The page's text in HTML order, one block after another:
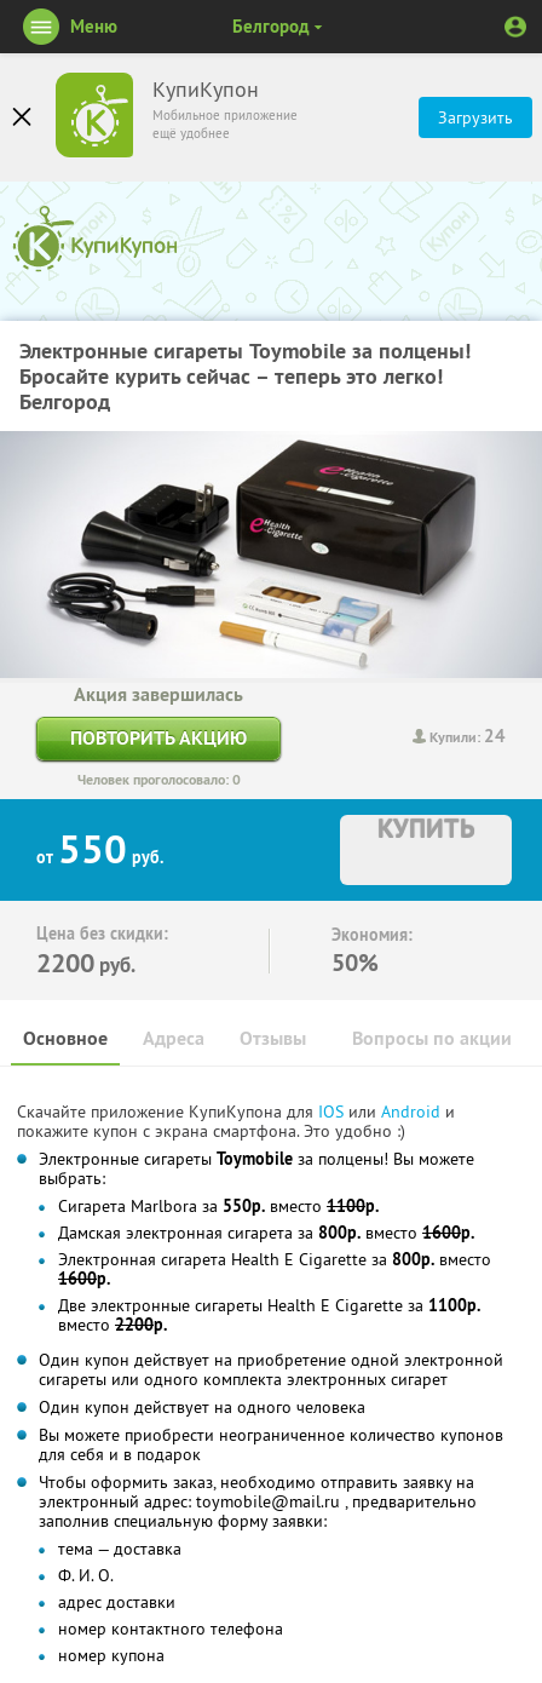
КупиКупон
Мобильное приложение
ещё удобнее
Загрузить
Меню Белгород
Электронные сигареты Toymobile за полцены!
Бросайте курить сейчас – теперь это легко!
Белгород
Купили: 24
Акция завершилась
ПОВТОРИТЬ АКЦИЮ
Человек проголосовало: 0
от 550 руб.
КУПИТЬ
Цена без скидки:
2200 руб.
Экономия:
50%
Основное Отзывы Вопросы по акции
Адреса
Скачайте приложение КупиКупона для IOS или Android и
покажите купон с экрана смартфона. Это удобно :)
Электронные сигареты Toymobile за полцены! Вы можете
выбрать:
Сигарета Marlbora за 550р. вместо 1100р.
Дамская электронная сигарета за 800р. вместо 1600р.
Электронная сигарета Health E Cigarette за 800р. вместо
1600р.
Две электронные сигареты Health E Cigarette за 1100р.
вместо 2200р.
Один купон действует на приобретение одной электронной
сигареты или одного комплекта электронных сигарет
Один купон действует на одного человека
Вы можете приобрести неограниченное количество купонов
для себя и в подарок
Чтобы оформить заказ, необходимо отправить заявку на
электронный адрес: toymobile@mail.ru , предварительно
заполнив специальную форму заявки:
тема — доставка
Ф. И. О.
адрес доставки
номер контактного телефона
номер купона